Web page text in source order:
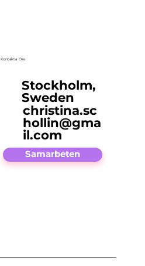
Kontakta Oss
Stockholm,
Sweden
christina.sc
hollin@gma
il.com
Samarbeten